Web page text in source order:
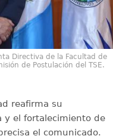
Directiva de la Facultad de
de Postulación del TSE.
reafirma su
y el fortalecimiento de
el comunicado.